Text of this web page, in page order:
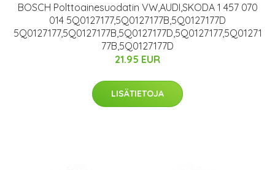
BOSCH Polttoainesuodatin VW,AUDI,SKODA 1 457 070
014 5Q0127177,5Q0127177B,5Q0127177D
5Q0127177,5Q0127177B,5Q0127177D,5Q0127177,5Q01271
77B,5Q0127177D
21.95 EUR
LISÄTIETOJA